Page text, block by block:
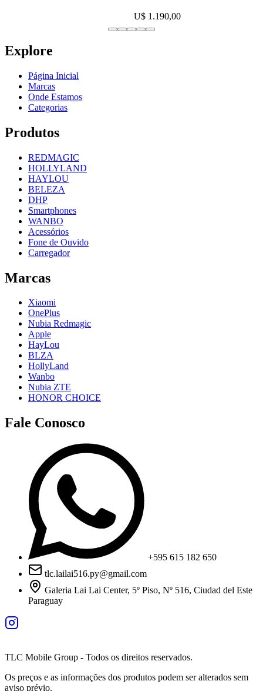
U$ 1.190,00
Explore
Página Inicial
Marcas
Onde Estamos
Categorias
Produtos
REDMAGIC
HOLLYLAND
HAYLOU
BELEZA
DHP
Smartphones
WANBO
Acessórios
Fone de Ouvido
Carregador
Marcas
Xiaomi
OnePlus
Nubia Redmagic
Apple
HayLou
BLZA
HollyLand
Wanbo
Nubia ZTE
HONOR CHOICE
Fale Conosco
+595 615 182 650
tlc.lailai516.py@gmail.com
Galeria Lai Lai Center, 5º Piso, Nº 516, Ciudad del Este
Paraguay
TLC Mobile Group - Todos os direitos reservados.
Os preços e as informações dos produtos podem ser alterados sem
aviso prévio.